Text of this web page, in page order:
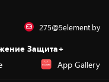
275@5element.by
Защита+
App Gallery